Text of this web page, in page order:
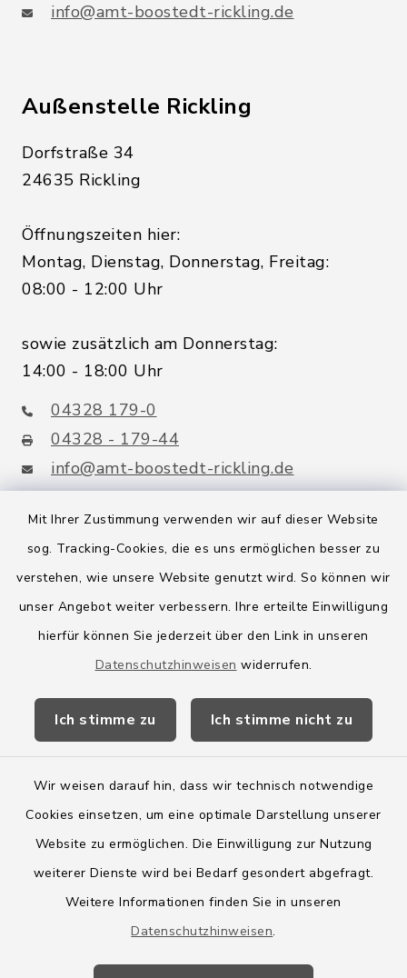
Mit Ihrer Zustimmung verwenden wir auf dieser Website
sog. Tracking-Cookies, die es uns ermöglichen besser zu
verstehen, wie unsere Website genutzt wird. So können wir
unser Angebot weiter verbessern. Ihre erteilte Einwilligung
hierfür können Sie jederzeit über den Link in unseren
Datenschutzhinweisen widerrufen.
Ich stimme zu Ich stimme nicht zu
Wir weisen darauf hin, dass wir technisch notwendige
Cookies einsetzen, um eine optimale Darstellung unserer
Website zu ermöglichen. Die Einwilligung zur Nutzung
weiterer Dienste wird bei Bedarf gesondert abgefragt.
Weitere Informationen finden Sie in unseren
Datenschutzhinweisen.
info@amt-boostedt-rickling.de
Außenstelle Rickling
Dorfstraße 34
24635 Rickling
Öffnungszeiten hier:
Montag, Dienstag, Donnerstag, Freitag:
08:00 - 12:00 Uhr
sowie zusätzlich am Donnerstag:
14:00 - 18:00 Uhr
04328 179-0
04328 - 179-44
info@amt-boostedt-rickling.de
Quicklinks
Amt Boostedt-Rickling
Amtsbroschüre
Wege-Zweckverband
Barrierefreiheit